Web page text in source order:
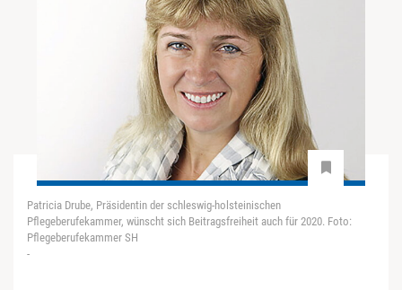
Patricia Drube, Präsidentin der schleswig-holsteinischen
Pflegeberufekammer, wünscht sich Beitragsfreiheit auch für 2020. Foto:
Pflegeberufekammer SH
-